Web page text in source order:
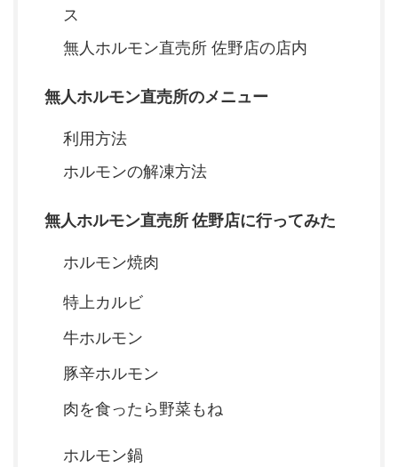
ス
無人ホルモン直売所 佐野店の店内
無人ホルモン直売所のメニュー
利用方法
ホルモンの解凍方法
無人ホルモン直売所 佐野店に行ってみた
ホルモン焼肉
特上カルビ
牛ホルモン
豚辛ホルモン
肉を食ったら野菜もね
ホルモン鍋